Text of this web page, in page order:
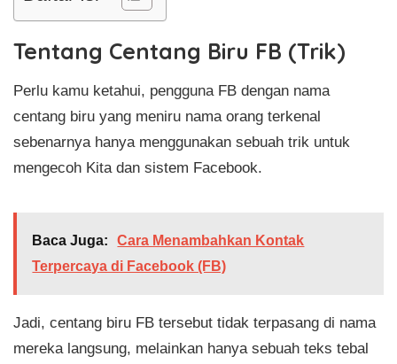
Tentang Centang Biru FB (Trik)
Perlu kamu ketahui, pengguna FB dengan nama
centang biru yang meniru nama orang terkenal
sebenarnya hanya menggunakan sebuah trik untuk
mengecoh Kita dan sistem Facebook.
Baca Juga:
Cara Menambahkan Kontak
Terpercaya di Facebook (FB)
Jadi, centang biru FB tersebut tidak terpasang di nama
mereka langsung, melainkan hanya sebuah teks tebal